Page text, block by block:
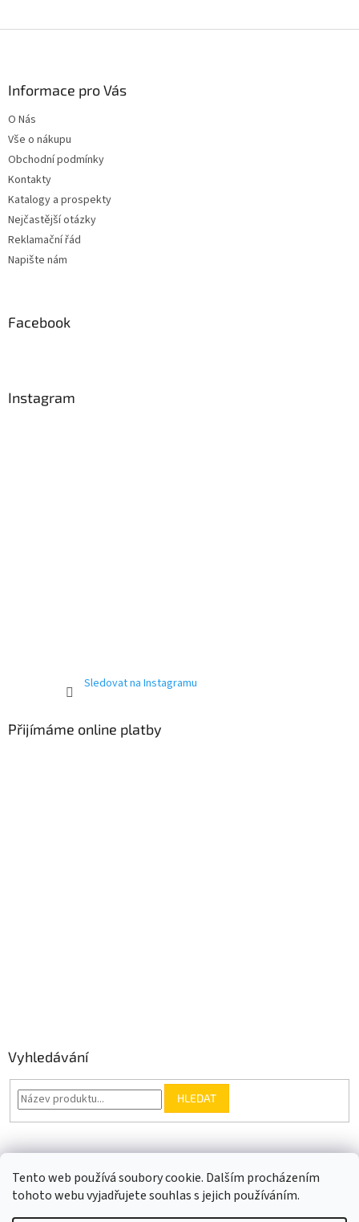
Tento web používá soubory cookie. Dalším procházením
tohoto webu vyjadřujete souhlas s jejich používáním.
Informace pro Vás
O Nás
Vše o nákupu
Obchodní podmínky
Kontakty
Katalogy a prospekty
Nejčastější otázky
Reklamační řád
Napište nám
Facebook
Instagram
Sledovat na Instagramu
Přijímáme online platby
Vyhledávání
HLEDAT